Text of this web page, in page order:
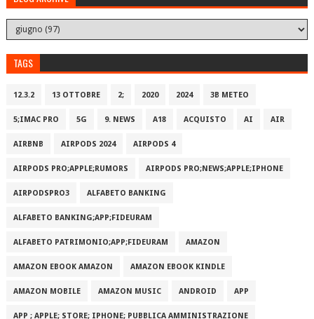
TAGS
12.3.2 13 OTTOBRE 2; 2020 2024 3B METEO
5;IMAC PRO 5G 9. NEWS A18 ACQUISTO AI AIR
AIRBNB AIRPODS 2024 AIRPODS 4
AIRPODS PRO;APPLE;RUMORS AIRPODS PRO;NEWS;APPLE;IPHONE
AIRPODSPRO3 ALFABETO BANKING
ALFABETO BANKING;APP;FIDEURAM
ALFABETO PATRIMONI‪O‬;APP;FIDEURAM AMAZON
AMAZON EBOOK AMAZON AMAZON EBOOK KINDLE
AMAZON MOBILE AMAZON MUSIC ANDROID APP
APP ; APPLE; STORE; IPHONE; PUBBLICA AMMINISTRAZIONE